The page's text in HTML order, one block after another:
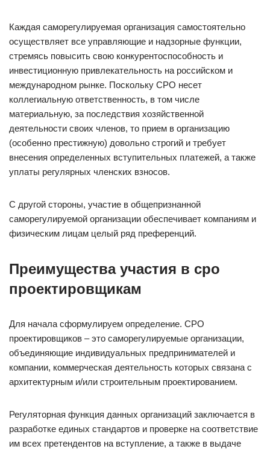
Каждая саморегулируемая организация самостоятельно
осуществляет все управляющие и надзорные функции,
стремясь повысить свою конкурентоспособность и
инвестиционную привлекательность на российском и
международном рынке. Поскольку СРО несет
коллегиальную ответственность, в том числе
материальную, за последствия хозяйственной
деятельности своих членов, то прием в организацию
(особенно престижную) довольно строгий и требует
внесения определенных вступительных платежей, а также
уплаты регулярных членских взносов.
С другой стороны, участие в общепризнанной
саморегулируемой организации обеспечивает компаниям и
физическим лицам целый ряд преференций.
Преимущества участия в сро
проектировщикам
Для начала сформулируем определение. СРО
проектировщиков – это саморегулируемые организации,
объединяющие индивидуальных предпринимателей и
компании, коммерческая деятельность которых связана с
архитектурным и/или строительным проектированием.
Регуляторная функция данных организаций заключается в
разработке единых стандартов и проверке на соответствие
им всех претендентов на вступление, а также в выдаче